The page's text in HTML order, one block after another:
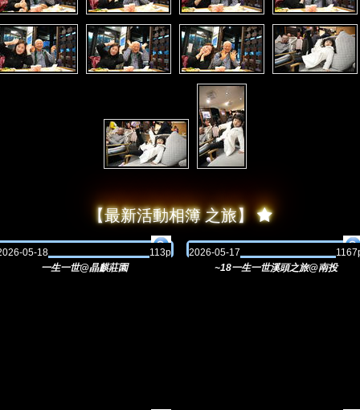
【最新活動相簿 之旅】 
05-18
113p
一生一世@晶麒莊園
2026-05-17
~18一生一世溪頭之旅@南投